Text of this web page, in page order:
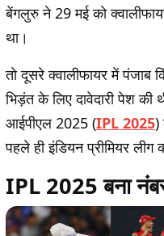
बेंगलुरु ने 29 मई को
था।
तो दूसरे क्वालीफायर में पंजाब
भिड़ंत के लिए दावेदारी पेश
आईपीएल 2025 (IPL 2025)
पहले ही इंडियन प्रीमियर लीग
IPL 2025 बना